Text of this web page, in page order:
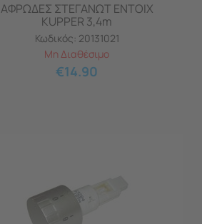
ΑΦΡΩΔΕΣ ΣΤΕΓΑΝΩΤ ΕΝΤΟΙΧ
KUPPER 3,4m
Κωδικός: 20131021
Μη Διαθέσιμο
€14.90